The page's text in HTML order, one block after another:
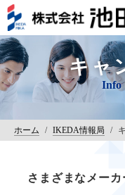
キャ
ホーム / IKEDA情報局 /
さまざまなメー